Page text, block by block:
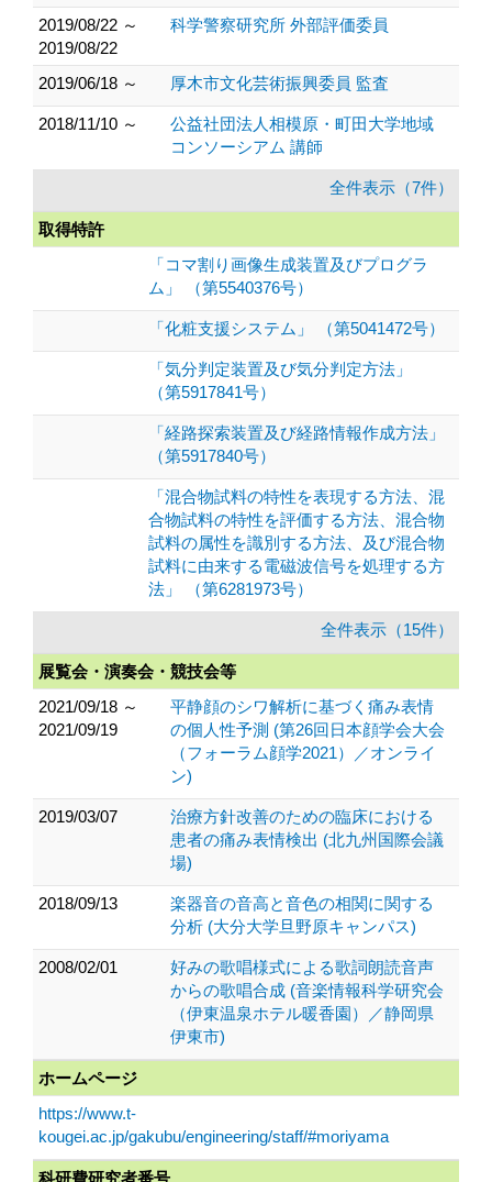
2019/08/22 ～
2019/08/22
科学警察研究所 外部評価委員
2019/06/18 ～ 厚木市文化芸術振興委員 監査
2018/11/10 ～
公益社団法人相模原・町田大学地域
コンソーシアム 講師
全件表示（7件）
取得特許
「コマ割り画像生成装置及びプログラ
ム」 （第5540376号）
「化粧支援システム」 （第5041472号）
「気分判定装置及び気分判定方法」
（第5917841号）
「経路探索装置及び経路情報作成方法」
（第5917840号）
「混合物試料の特性を表現する方法、混
合物試料の特性を評価する方法、混合物
試料の属性を識別する方法、及び混合物
試料に由来する電磁波信号を処理する方
法」 （第6281973号）
全件表示（15件）
展覧会・演奏会・競技会等
2021/09/18 ～
2021/09/19
平静顔のシワ解析に基づく痛み表情
の個人性予測 (第26回日本顔学会大会
（フォーラム顔学2021）／オンライ
ン)
2019/03/07
治療方針改善のための臨床における
患者の痛み表情検出 (北九州国際会議
場)
2018/09/13
楽器音の音高と音色の相関に関する
分析 (大分大学旦野原キャンパス)
2008/02/01
好みの歌唱様式による歌詞朗読音声
からの歌唱合成 (音楽情報科学研究会
（伊東温泉ホテル暖香園）／静岡県
伊東市)
ホームページ
https://www.t-
kougei.ac.jp/gakubu/engineering/staff/#moriyama
科研費研究者番号